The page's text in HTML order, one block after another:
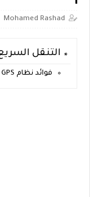
Mohamed Rashad
التنقل السريع
فوائد نظام Magellan GPS